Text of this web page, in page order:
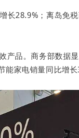
长28.9%；离岛免
品。商务部数据显
家电销量同比增长